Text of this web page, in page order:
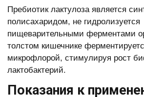
Пребиотик лактулоза является
полисахаридом, не гидролизуется
пищеварительными ферментами
толстом кишечнике
микрофлорой, стимулируя рост
лактобактерий.
Показания к